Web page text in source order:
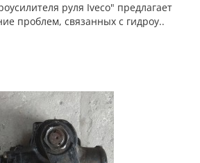
руля Iveco" предлагает
проблем, связанных с гидроу..